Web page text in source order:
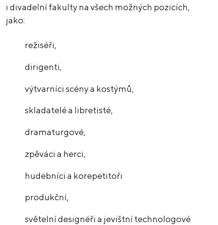
i divadelní fakulty na všech možných pozicích,
jako:
režiséři,
dirigenti,
výtvarníci scény a kostýmů,
skladatelé a libretisté,
dramaturgové,
zpěváci a herci,
hudebníci a korepetitoři
produkční,
světelní designéři a jevištní technologové